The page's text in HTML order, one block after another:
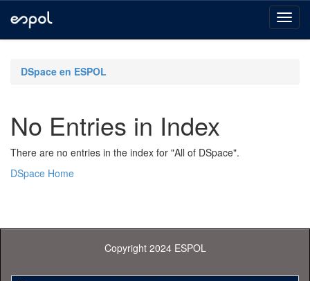
navigationDSpace en ESPOL
No Entries in Index
There are no entries in the index for "All of DSpace".
DSpace Home
Copyright 2024 ESPOL